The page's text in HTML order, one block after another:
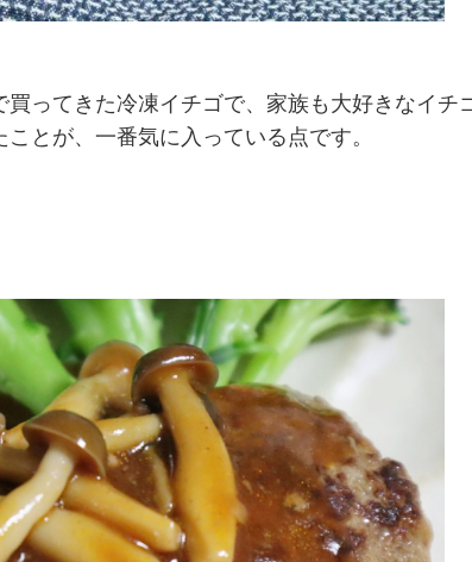
ってきた冷凍イチゴで、家族も大好きなイチ
とが、一番気に入っている点です。